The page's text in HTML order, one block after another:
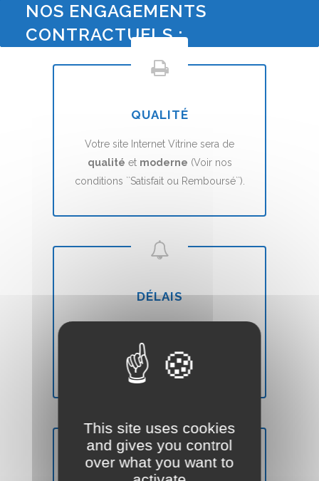
NOS ENGAGEMENTS
CONTRACTUELS :
QUALITÉ
Votre site Internet Vitrine sera de
qualité et moderne (Voir nos
conditions ``Satisfait ou Remboursé``).
DÉLAIS
Votre site Web Vitrine sera mis en ligne
7 jours(voir nos CGVs).
This site uses cookies
and gives you control
over what you want to